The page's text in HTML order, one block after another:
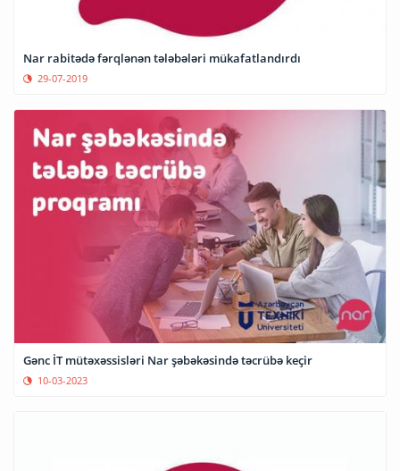
Nar rabitədə fərqlənən tələbələri mükafatlandırdı
29-07-2019
Gənc İT mütəxəssisləri Nar şəbəkəsində təcrübə keçir
10-03-2023